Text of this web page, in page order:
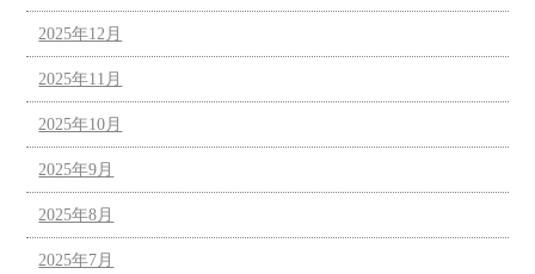
2025年12月
2025年11月
2025年10月
2025年9月
2025年8月
2025年7月